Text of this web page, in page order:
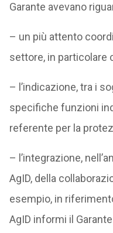
Garante avevano
– un più attento
settore, in particolare
– l’indicazione, tra i
specifiche funzioni
referente per la
– l’integrazione,
AgID, della
esempio, in
AgID informi il